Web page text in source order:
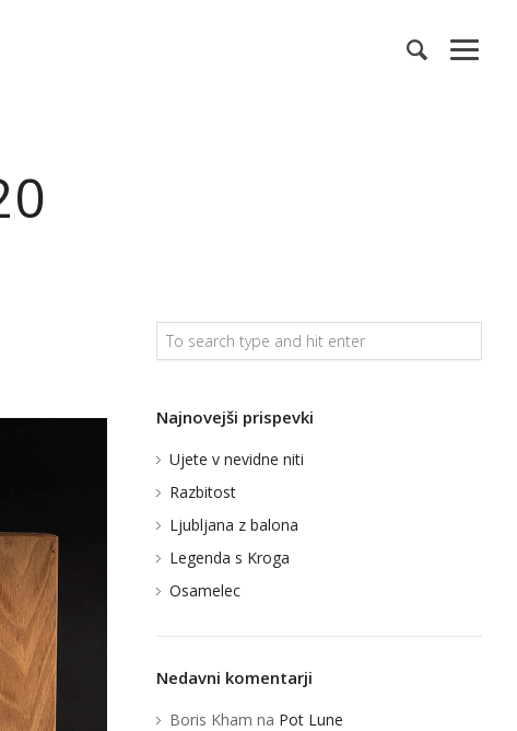
Najnovejši prispevki
Ujete v nevidne niti
Razbitost
Ljubljana z balona
Legenda s Kroga
Osamelec
Nedavni komentarji
Boris Kham na Pot Lune